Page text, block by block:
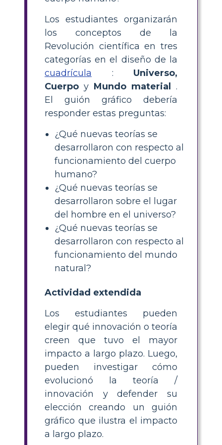
Los estudiantes organizarán
los conceptos de la
Revolución científica en tres
categorías en el diseño de la
cuadrícula : Universo,
Cuerpo y Mundo material
.
El guión gráfico debería
responder estas preguntas:
¿Qué nuevas teorías se
desarrollaron con respecto al
funcionamiento del cuerpo
humano?
¿Qué nuevas teorías se
desarrollaron sobre el lugar
del hombre en el universo?
¿Qué nuevas teorías se
desarrollaron con respecto al
funcionamiento del mundo
natural?
Actividad extendida
Los estudiantes pueden
elegir qué innovación o teoría
creen que tuvo el mayor
impacto a largo plazo. Luego,
pueden investigar cómo
evolucionó la teoría /
innovación y defender su
elección creando un guión
gráfico que ilustra el impacto
a largo plazo.